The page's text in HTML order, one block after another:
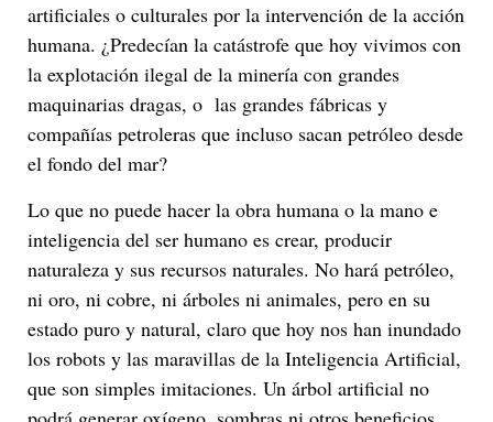
artificiales o culturales por la intervención de la acción
humana. ¿Predecían la catástrofe que hoy vivimos con
la explotación ilegal de la minería con grandes
maquinarias dragas, o las grandes fábricas y
compañías petroleras que incluso sacan petróleo desde
el fondo del mar?
Lo que no puede hacer la obra humana o la mano e
inteligencia del ser humano es crear, producir
naturaleza y sus recursos naturales. No hará petróleo,
ni oro, ni cobre, ni árboles ni animales, pero en su
estado puro y natural, claro que hoy nos han inundado
los robots y las maravillas de la Inteligencia Artificial,
que son simples imitaciones. Un árbol artificial no